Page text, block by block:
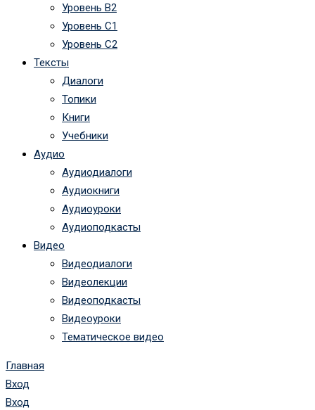
Уровень B2
Уровень C1
Уровень C2
Тексты
Диалоги
Топики
Книги
Учебники
Аудио
Аудиодиалоги
Аудиокниги
Аудиоуроки
Аудиоподкасты
Видео
Видеодиалоги
Видеолекции
Видеоподкасты
Видеоуроки
Тематическое видео
Главная
Вход
Вход